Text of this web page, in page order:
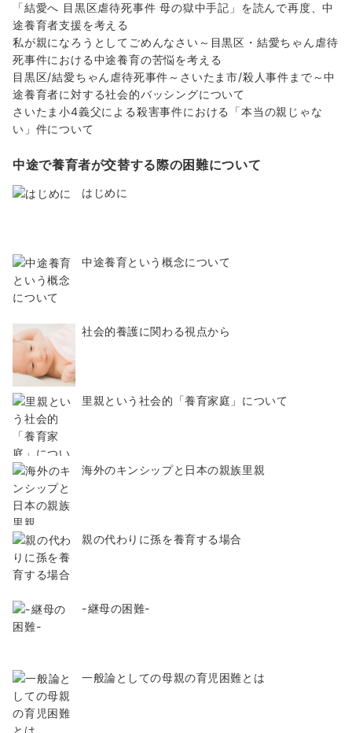
「結愛へ 目黒区虐待死事件 母の獄中手記」を読んで再度、中
途養育者支援を考える
私が親になろうとしてごめんなさい～目黒区・結愛ちゃん虐待
死事件における中途養育の苦悩を考える
目黒区/結愛ちゃん虐待死事件～さいたま市/殺人事件まで～中
途養育者に対する社会的バッシングについて
さいたま小4義父による殺害事件における「本当の親じゃな
い」件について
中途で養育者が交替する際の困難について
はじめに
中途養育という概念について
社会的養護に関わる視点から
里親という社会的「養育家庭」について
海外のキンシップと日本の親族里親
親の代わりに孫を養育する場合
-継母の困難-
一般論としての母親の育児困難とは